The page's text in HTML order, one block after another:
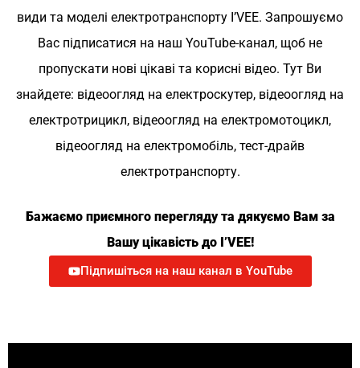
види та моделі електротранспорту I’VEE. Запрошуємо
Вас підписатися на наш YouTube-канал, щоб не
пропускати нові цікаві та корисні відео. Тут Ви
знайдете: відеоогляд на електроскутер, відеоогляд на
електротрицикл, відеоогляд на електромотоцикл,
відеоогляд на електромобіль, тест-драйв
електротранспорту.
Бажаємо приємного перегляду та дякуємо Вам за
Вашу цікавість до I’VEE!
Підпишіться на наш канал в YouTube